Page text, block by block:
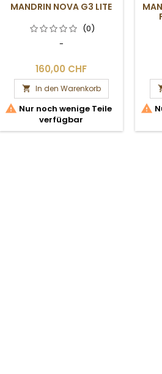
MANDRIN NOVA G3 LITE
(0)
-
160,00 CHF
 In den Warenkorb
 Nur noch wenige Teile
verfügbar
